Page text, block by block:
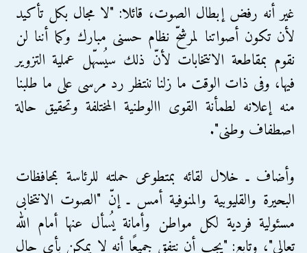
غير أنه رفض إبطال الصوت، قائلا: "لا مجال بكل تأكيد
لأن تكون أصواتنا لمرشحّ نظام حسنى مبارك وكما أننا لن
نقوم بمقاطعة الانتخابات لأنّ ذلك سيُسهّل عملية التزوير
فيها، وفى ذات الوقت ما زلنا ننتظر رد مرسى على ما طلبنا
منه إعلانه لطمأنة القوى االوطنية المختلفة وتحقيق حالة
اصطفاف وطنى".
وأضاف ـ خلال لقائه بمتطوعى حملته للرئاسة بمحافظات
البحيرة والقليوبية والمنوفية أمس ـ إنّ "الصوت الانتخابى
مسئولية فردية لكل مواطن وأمانة يُسأل عنها أمام الله
تعالى"، وتابع: "يجب أن نتفق جميعًا أنه لا يمكن بأى حال